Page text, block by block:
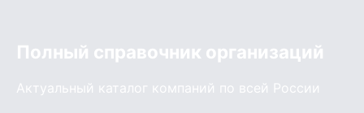
Полный справочник организаций
Актуальный каталог компаний по всей России